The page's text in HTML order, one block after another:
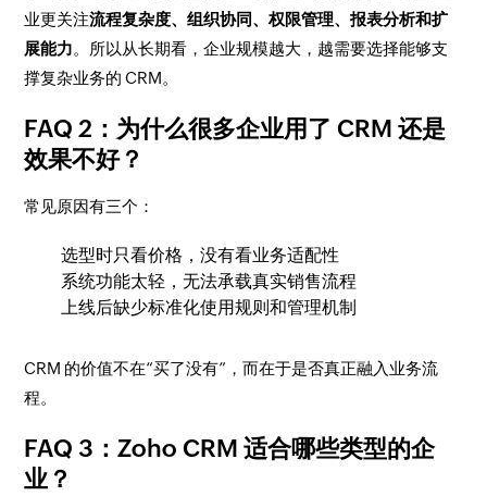
业更关注流程复杂度、组织协同、权限管理、报表分析和扩
展能力。所以从长期看，企业规模越大，越需要选择能够支
撑复杂业务的 CRM。
FAQ 2：为什么很多企业用了 CRM 还是
效果不好？
常见原因有三个：
选型时只看价格，没有看业务适配性
系统功能太轻，无法承载真实销售流程
上线后缺少标准化使用规则和管理机制
CRM 的价值不在“买了没有”，而在于是否真正融入业务流
程。
FAQ 3：Zoho CRM 适合哪些类型的企
业？